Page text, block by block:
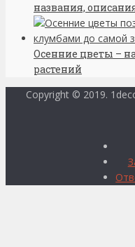
названия,
Осенние цветы –
растений
Copyright © 2019.